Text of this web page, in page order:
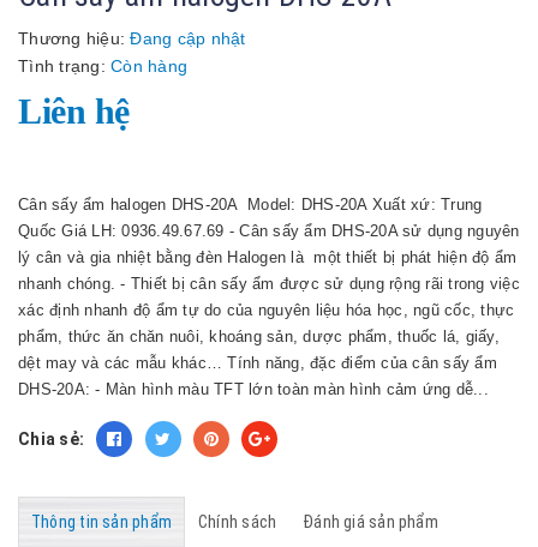
Thương hiệu: Đang cập nhật
Tình trạng: Còn hàng
Liên hệ
Cân sấy ẩm halogen DHS-20A Model: DHS-20A Xuất xứ: Trung
Quốc Giá LH: 0936.49.67.69 - Cân sấy ẩm DHS-20A sử dụng nguyên
lý cân và gia nhiệt bằng đèn Halogen là một thiết bị phát hiện độ ẩm
nhanh chóng. - Thiết bị cân sấy ẩm được sử dụng rộng rãi trong việc
xác định nhanh độ ẩm tự do của nguyên liệu hóa học, ngũ cốc, thực
phẩm, thức ăn chăn nuôi, khoáng sản, dược phẩm, thuốc lá, giấy,
dệt may và các mẫu khác… Tính năng, đặc điểm của cân sấy ẩm
DHS-20A: - Màn hình màu TFT lớn toàn màn hình cảm ứng dễ...
Chia sẻ:
Thông tin sản phẩm Chính sách Đánh giá sản phẩm